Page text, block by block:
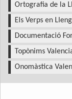
Ortografia de la
Els Verps en
Documentació
Topònims
Onomàstica